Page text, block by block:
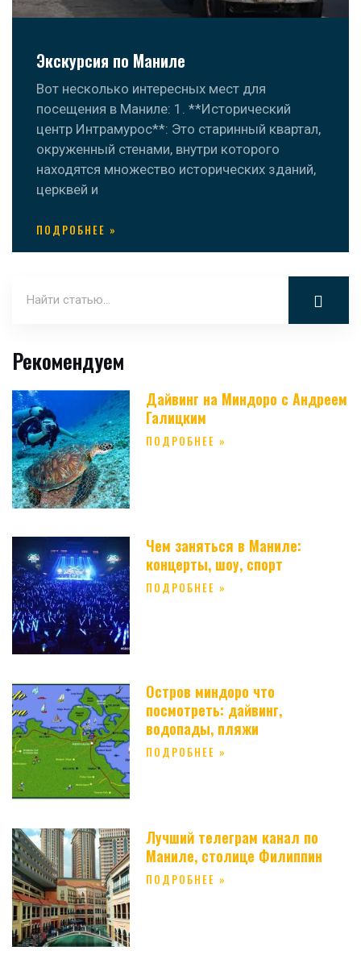
Экскурсия по Маниле
Вот несколько интересных мест для
посещения в Маниле: 1. **Исторический
центр Интрамурос**: Это старинный квартал,
окруженный стенами, внутри которого
находятся множество исторических зданий,
церквей и
ПОДРОБНЕЕ »
Рекомендуем
Дайвинг на Миндоро с Андреем
Галицким
ПОДРОБНЕЕ »
Чем заняться в Маниле:
концерты, шоу, спорт
ПОДРОБНЕЕ »
Остров миндоро что
посмотреть: дайвинг,
водопады, пляжи
ПОДРОБНЕЕ »
Лучший телеграм канал по
Маниле, столице Филиппин
ПОДРОБНЕЕ »